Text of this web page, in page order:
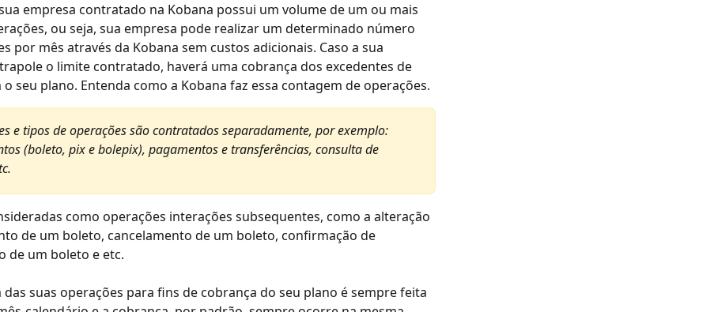
empresa contratado na Kobana possui um volume de um ou mais
ou seja, sua empresa pode realizar um determinado número
por mês através da Kobana sem custos adicionais. Caso a sua
o limite contratado, haverá uma cobrança dos excedentes de
seu plano. Entenda como a Kobana faz essa contagem de operações.
e tipos de operações são contratados separadamente, por exemplo:
(boleto, pix e bolepix), pagamentos e transferências, consulta de
como operações interações subsequentes, como a alteração
de um boleto, cancelamento de um boleto, confirmação de
de um boleto e etc.
das suas operações para fins de cobrança do seu plano é sempre feita